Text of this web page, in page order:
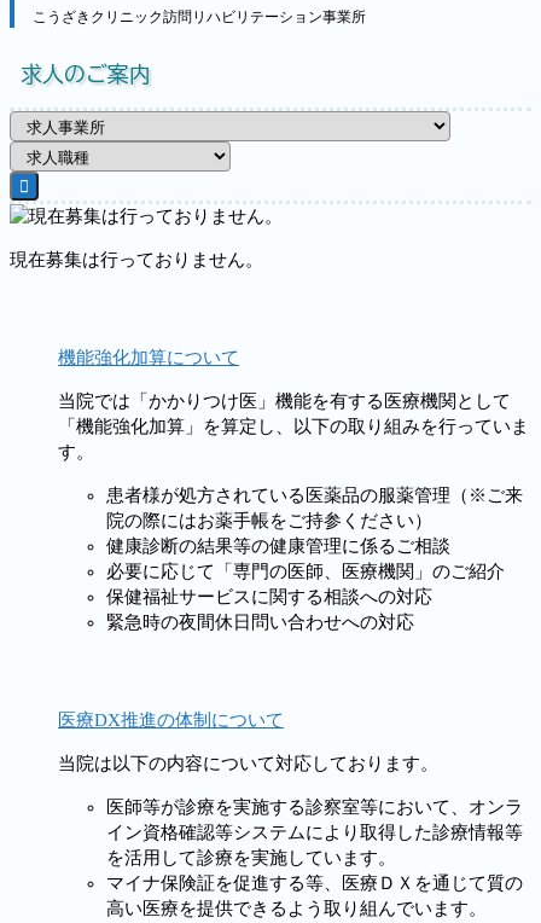
こうざきクリニック訪問リハビリテーション事業所
求人のご案内
現在募集は行っておりません。
機能強化加算について
当院では「かかりつけ医」機能を有する医療機関として
「機能強化加算」を算定し、以下の取り組みを行っていま
す。
患者様が処方されている医薬品の服薬管理（※ご来
院の際にはお薬手帳をご持参ください）
健康診断の結果等の健康管理に係るご相談
必要に応じて「専門の医師、医療機関」のご紹介
保健福祉サービスに関する相談への対応
緊急時の夜間休日問い合わせへの対応
医療DX推進の体制について
当院は以下の内容について対応しております。
医師等が診療を実施する診察室等において、オンラ
イン資格確認等システムにより取得した診療情報等
を活用して診療を実施しています。
マイナ保険証を促進する等、医療ＤＸを通じて質の
高い医療を提供できるよう取り組んでいます。